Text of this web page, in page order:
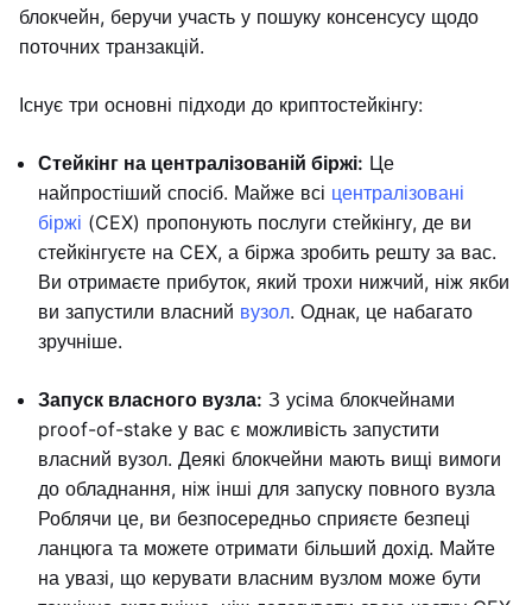
блокчейн, беручи участь у пошуку консенсусу щодо
поточних транзакцій.
Існує три основні підходи до криптостейкінгу:
Стейкінг на централізованій біржі: Це
найпростіший спосіб. Майже всі централізовані
біржі (CEX) пропонують послуги стейкінгу, де ви
стейкінгуєте на CEX, а біржа зробить решту за вас.
Ви отримаєте прибуток, який трохи нижчий, ніж якби
ви запустили власний вузол. Однак, це набагато
зручніше.
Запуск власного вузла: З усіма блокчейнами
proof-of-stake у вас є можливість запустити
власний вузол. Деякі блокчейни мають вищі вимоги
до обладнання, ніж інші для запуску повного вузла
Роблячи це, ви безпосередньо сприяєте безпеці
ланцюга та можете отримати більший дохід. Майте
на увазі, що керувати власним вузлом може бути